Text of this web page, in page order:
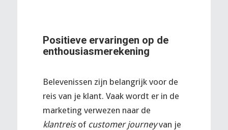
Positieve ervaringen op de
enthousiasmerekening
Belevenissen zijn belangrijk voor de
reis van je klant. Vaak wordt er in de
marketing verwezen naar de
klantreis of customer journeyvan je